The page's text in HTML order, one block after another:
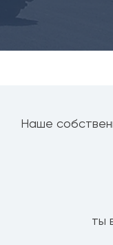
Наше
ты